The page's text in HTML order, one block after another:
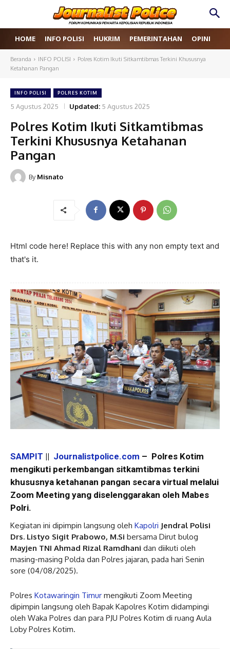
HOME INFO POLISI HUKRIM PEMERINTAHAN OPINI
Beranda INFO POLISI
Polres Kotim Ikuti Sitkamtibmas Terkini Khususnya
Ketahanan Pangan
INFO POLISI POLRES KOTIM
5 Agustus 2025 Updated: 5 Agustus 2025
Polres Kotim Ikuti Sitkamtibmas
Terkini Khususnya Ketahanan
Pangan
By Misnato
Html code here! Replace this with any non empty text and
that's it.
SAMPIT || Journalistpolice.com – Polres Kotim
mengikuti perkembangan sitkamtibmas terkini
khususnya ketahanan pangan secara virtual melalui
Zoom Meeting yang diselenggarakan oleh Mabes
Polri.
Kegiatan ini dipimpin langsung oleh Kapolri Jendral Polisi
Drs. Listyo Sigit Prabowo, M.Si bersama Dirut bulog
Mayjen TNI Ahmad Rizal Ramdhani dan diikuti oleh
masing-masing Polda dan Polres jajaran, pada hari Senin
sore (04/08/2025).
Polres Kotawaringin Timur mengikuti Zoom Meeting
dipimpin langsung oleh Bapak Kapolres Kotim didampingi
oleh Waka Polres dan para PJU Polres Kotim di ruang Aula
Loby Polres Kotim.